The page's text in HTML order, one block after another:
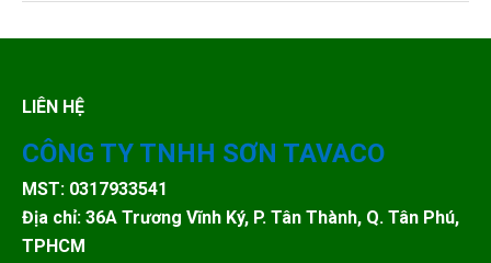
LIÊN HỆ
CÔNG TY TNHH SƠN TAVACO
MST: 0317933541
Địa chỉ: 36A Trương Vĩnh Ký, P. Tân Thành, Q. Tân Phú,
TPHCM